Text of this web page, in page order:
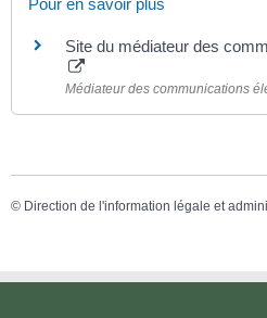
Pour en savoir plus
Site du médiateur des
Médiateur des communications
© Direction de l'information légale et